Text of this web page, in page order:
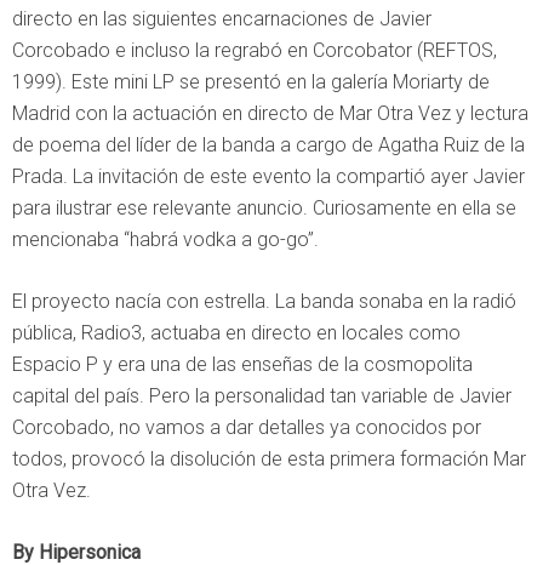
directo en las siguientes encarnaciones de Javier
Corcobado e incluso la regrabó en Corcobator (REFTOS,
1999). Este mini LP se presentó en la galería Moriarty de
Madrid con la actuación en directo de Mar Otra Vez y lectura
de poema del líder de la banda a cargo de Agatha Ruiz de la
Prada. La invitación de este evento la compartió ayer Javier
para ilustrar ese relevante anuncio. Curiosamente en ella se
mencionaba “habrá vodka a go-go”.
El proyecto nacía con estrella. La banda sonaba en la radió
pública, Radio3, actuaba en directo en locales como
Espacio P y era una de las enseñas de la cosmopolita
capital del país. Pero la personalidad tan variable de Javier
Corcobado, no vamos a dar detalles ya conocidos por
todos, provocó la disolución de esta primera formación Mar
Otra Vez.
By Hipersonica